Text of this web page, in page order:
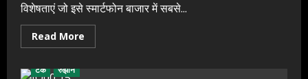
विशेषताएं जो इसे स्मार्टफोन बाजार में सबसे...
Read More
more
टेक रुझान